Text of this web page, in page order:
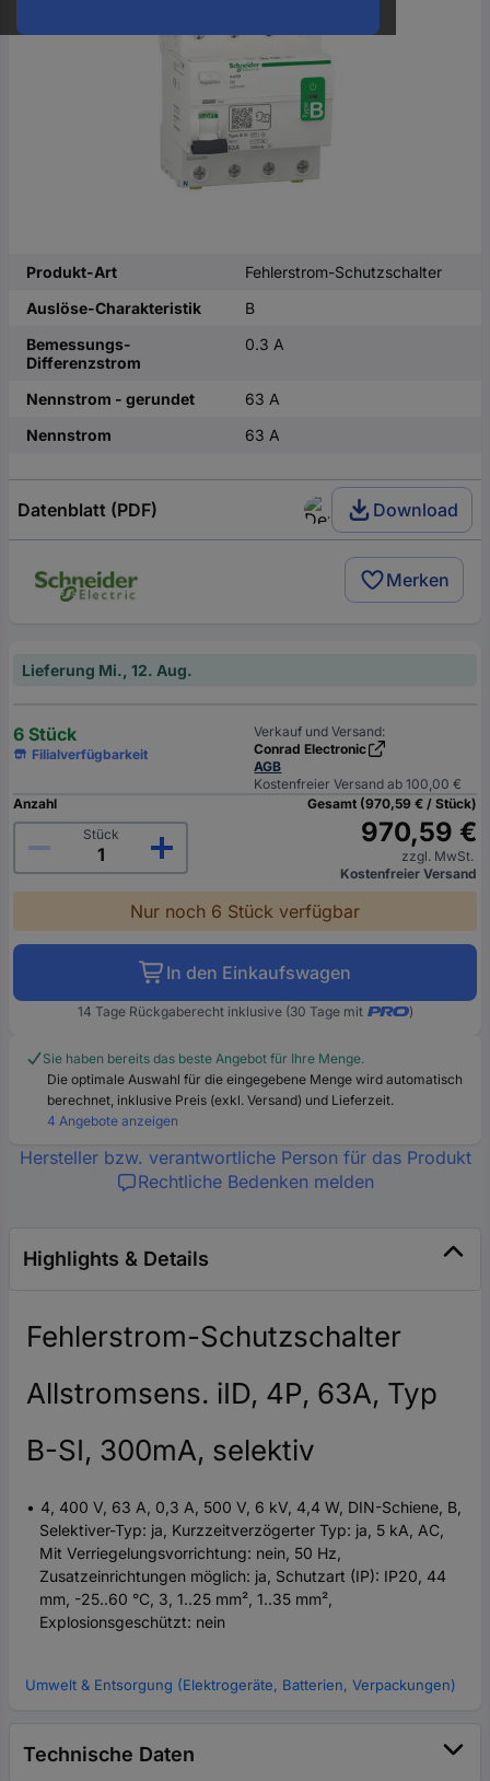
Produkt-Art
Fehlerstrom-Schutzschalter
Auslöse-Charakteristik
B
Bemessungs-
Differenzstrom
0.3 A
Nennstrom - gerundet
63 A
Nennstrom
63 A
Datenblatt (PDF) Download
Merken
Lieferung Mi., 12. Aug.
6 Stück
Filialverfügbarkeit
Verkauf und Versand:
Conrad Electronic
AGB
Kostenfreier Versand ab 100,00 €
Anzahl
Stück
Gesamt (970,59 € / Stück)
970,59 €
zzgl. MwSt.
Kostenfreier Versand
Nur noch 6 Stück verfügbar
In den Einkaufswagen
14 Tage Rückgaberecht inklusive (30 Tage mit )
Sie haben bereits das beste Angebot für Ihre Menge.
Die optimale Auswahl für die eingegebene Menge wird automatisch
berechnet, inklusive Preis (exkl. Versand) und Lieferzeit.
4 Angebote anzeigen
Hersteller bzw. verantwortliche Person für das Produkt
Rechtliche Bedenken melden
Highlights & Details
Fehlerstrom-Schutzschalter
Allstromsens. iID, 4P, 63A, Typ
B-SI, 300mA, selektiv
4, 400 V, 63 A, 0,3 A, 500 V, 6 kV, 4,4 W, DIN-Schiene, B,
Selektiver-Typ: ja, Kurzzeitverzögerter Typ: ja, 5 kA, AC,
Mit Verriegelungsvorrichtung: nein, 50 Hz,
Zusatzeinrichtungen möglich: ja, Schutzart (IP): IP20, 44
mm, -25..60 °C, 3, 1..25 mm², 1..35 mm²,
Explosionsgeschützt: nein
Umwelt & Entsorgung (Elektrogeräte, Batterien, Verpackungen)
Technische Daten